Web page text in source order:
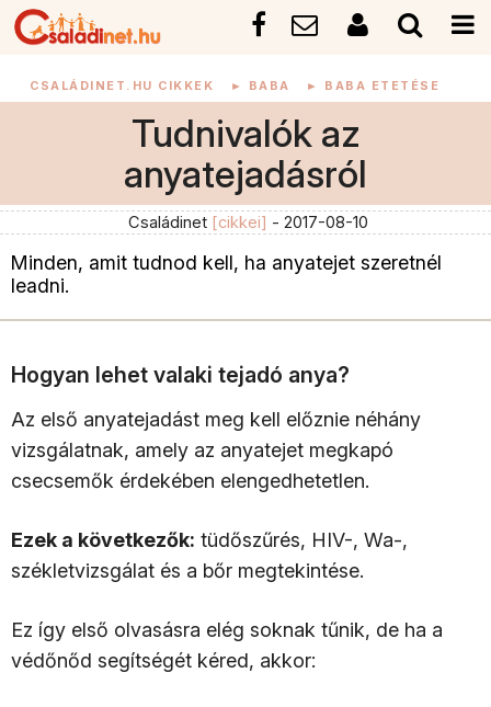
CSALÁDINET.HU CIKKEK ► BABA ► BABA ETETÉSE
Tudnivalók az
anyatejadásról
Családinet [cikkei] - 2017-08-10
Minden, amit tudnod kell, ha anyatejet szeretnél
leadni.
Hogyan lehet valaki tejadó anya?
Az első anyatejadást meg kell előznie néhány
vizsgálatnak, amely az anyatejet megkapó
csecsemők érdekében elengedhetetlen.
Ezek a következők: tüdőszűrés, HIV-, Wa-,
székletvizsgálat és a bőr megtekintése.
Ez így első olvasásra elég soknak tűnik, de ha a
védőnőd segítségét kéred, akkor: